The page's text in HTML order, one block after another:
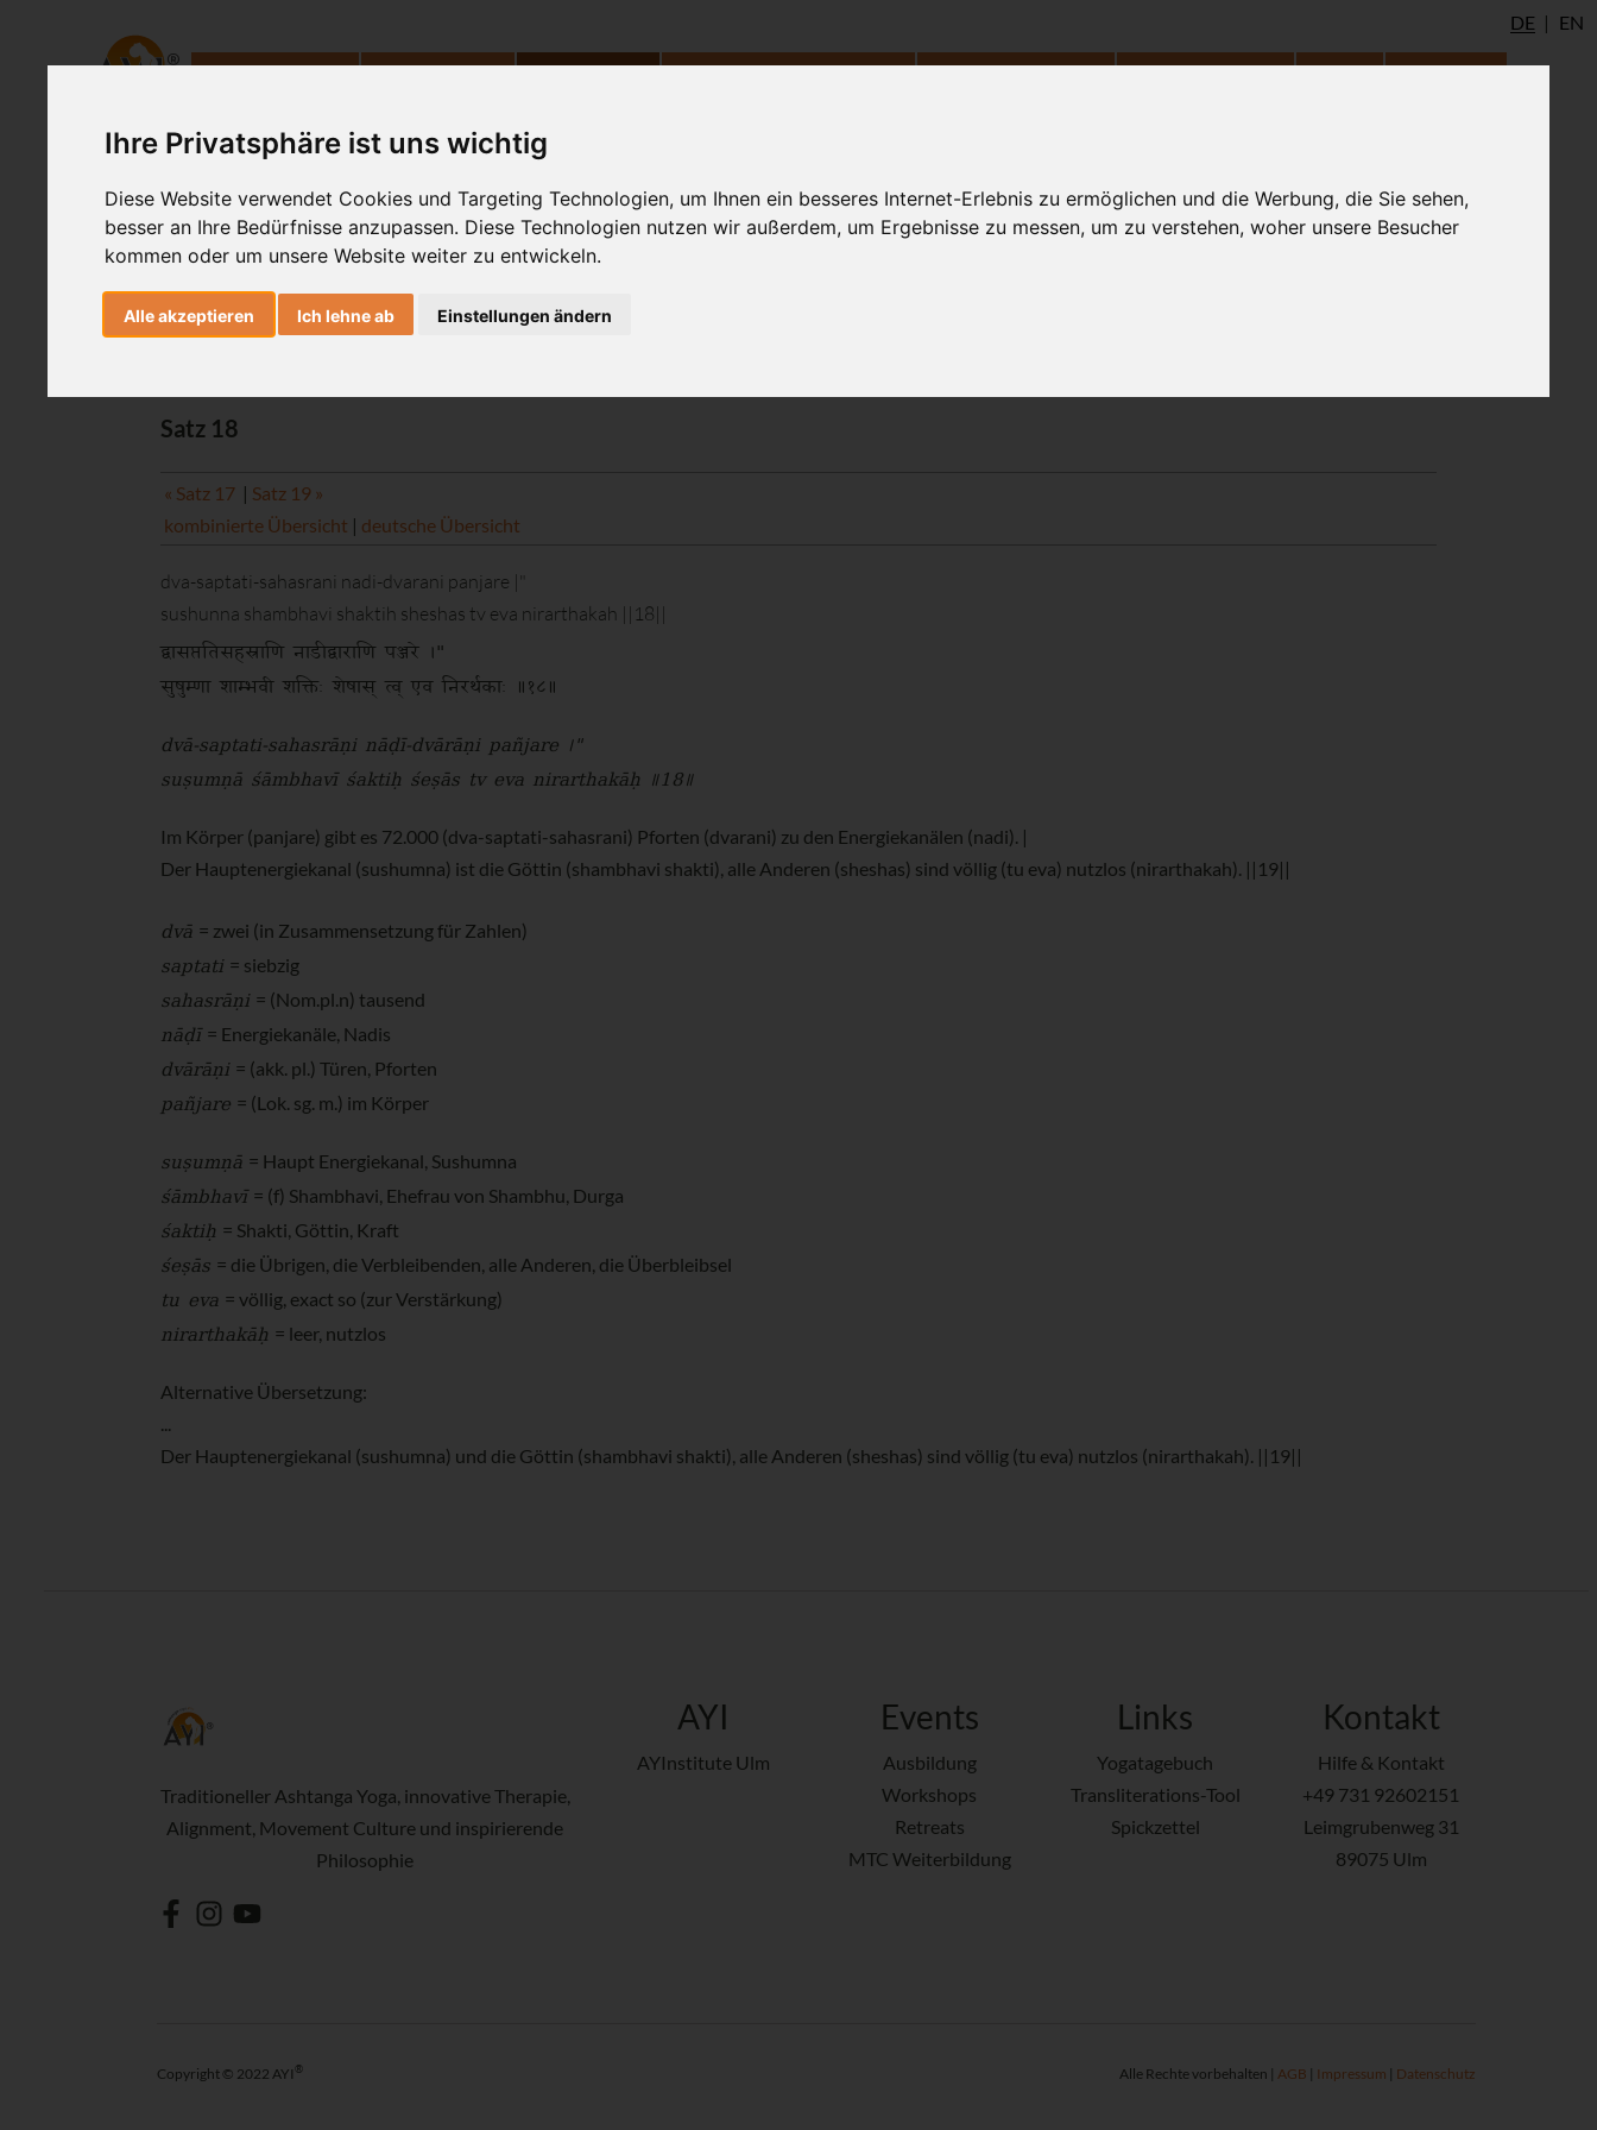
Ihre Privatsphäre ist uns wichtig
Diese Website verwendet Cookies und Targeting Technologien, um Ihnen ein besseres Internet-Erlebnis zu ermöglichen und die Werbung, die Sie sehen,
besser an Ihre Bedürfnisse anzupassen. Diese Technologien nutzen wir außerdem, um Ergebnisse zu messen, um zu verstehen, woher unsere Besucher
kommen oder um unsere Website weiter zu entwickeln.
Alle akzeptieren Ich lehne ab Einstellungen ändern
DE EN
Hatha-Yoga-Pradipika - Kapitel 4: Nada, Bindu, Kala
Das vierte Kapitel der Hatha-Yoga Pradipika von Svatmarama
Chhaturthopadeshah
Satz 18
« Satz 17 | Satz 19 »
kombinierte Übersicht | deutsche Übersicht
dva-saptati-sahasrani nadi-dvarani panjare |"
sushunna shambhavi shaktih sheshas tv eva nirarthakah ||18||
द्वासप्ततिसहस्राणि नाडीद्वाराणि पञ्जरे ।"
सुषुम्णा शाम्भवी शक्तिः शेषास् त्व् एव निरर्थकाः ॥१८॥
dvā-saptati-sahasrāṇi nāḍī-dvārāṇi pañjare ।"
suṣumṇā śāmbhavī śaktiḥ śeṣās tv eva nirarthakāḥ ॥18॥
Im Körper (panjare) gibt es 72.000 (dva-saptati-sahasrani) Pforten (dvarani) zu den Energiekanälen (nadi). |
Der Hauptenergiekanal (sushumna) ist die Göttin (shambhavi shakti), alle Anderen (sheshas) sind völlig (tu eva) nutzlos (nirarthakah). ||19||
dvā = zwei (in Zusammensetzung für Zahlen)
saptati = siebzig
sahasrāṇi = (Nom.pl.n) tausend
nāḍī = Energiekanäle, Nadis
dvārāṇi = (akk. pl.) Türen, Pforten
pañjare = (Lok. sg. m.) im Körper
suṣumṇā = Haupt Energiekanal, Sushumna
śāmbhavī = (f) Shambhavi, Ehefrau von Shambhu, Durga
śaktiḥ = Shakti, Göttin, Kraft
śeṣās = die Übrigen, die Verbleibenden, alle Anderen, die Überbleibsel
tu eva = völlig, exact so (zur Verstärkung)
nirarthakāḥ = leer, nutzlos
Alternative Übersetzung:
...
Der Hauptenergiekanal (sushumna) und die Göttin (shambhavi shakti), alle Anderen (sheshas) sind völlig (tu eva) nutzlos (nirarthakah). ||19||
Traditioneller Ashtanga Yoga, innovative Therapie,
Alignment, Movement Culture und inspirierende
Philosophie
AYI
AYInstitute Ulm
Events
Ausbildung
Workshops
Retreats
MTC Weiterbildung
Links
Yogatagebuch
Transliterations-Tool
Spickzettel
Kontakt
Hilfe & Kontakt
+49 731 92602151
Leimgrubenweg 31
89075 Ulm
Copyright © 2022 AYI ® Alle Rechte vorbehalten | AGB | Impressum | Datenschutz